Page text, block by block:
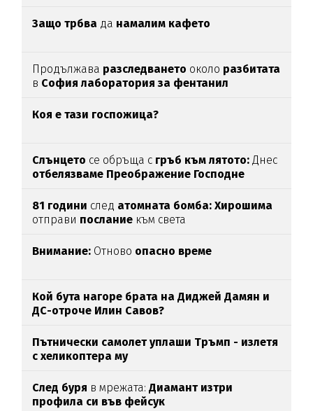
Защо трбва да намалим кафето
Продължава разследването около разбитата
в София лаборатория за фентанил
Коя е тази госпожица?
Слънцето се обръща с гръб към лятото:Днес
отбелязваме Преображение Господне
81 години след атомната бомба: Хирошима
отправи послание към света
Внимание: Отново опасно време
Кой бута нагоре брата на Диджей Дамян и
ДС-отроче Илин Савов?
Пътнически самолет уплаши Тръмп - излетя
с хеликоптера му
След буря в мрежата:Диамант изтри
профила си във фейсук